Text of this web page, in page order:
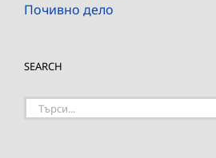
Почивно дело
SEARCH
Търсене